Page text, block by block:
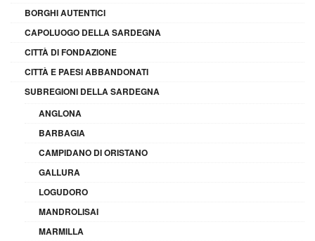
BORGHI AUTENTICI
CAPOLUOGO DELLA SARDEGNA
CITTÀ DI FONDAZIONE
CITTÀ E PAESI ABBANDONATI
SUBREGIONI DELLA SARDEGNA
ANGLONA
BARBAGIA
CAMPIDANO DI ORISTANO
GALLURA
LOGUDORO
MANDROLISAI
MARMILLA